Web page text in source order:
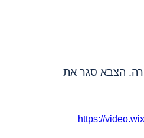
הצבא סגר את
https://